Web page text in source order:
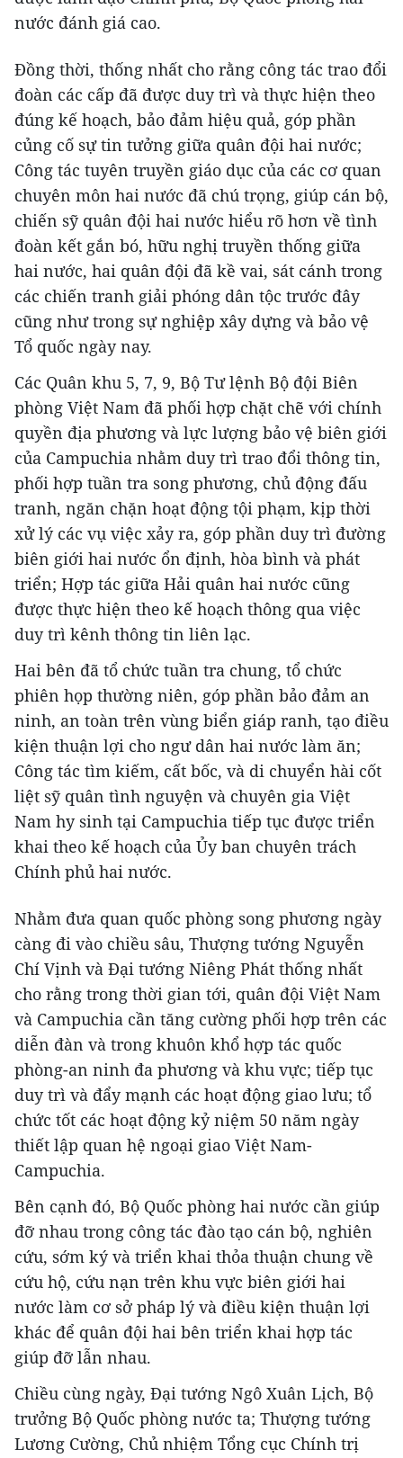
nước đánh giá cao.
Đồng thời, thống nhất cho rằng công tác trao đổi
đoàn các cấp đã được duy trì và thực hiện theo
đúng kế hoạch, bảo đảm hiệu quả, góp phần
củng cố sự tin tưởng giữa quân đội hai nước;
Công tác tuyên truyền giáo dục của các cơ quan
chuyên môn hai nước đã chú trọng, giúp cán bộ,
chiến sỹ quân đội hai nước hiểu rõ hơn về tình
đoàn kết gắn bó, hữu nghị truyền thống giữa
hai nước, hai quân đội đã kề vai, sát cánh trong
các chiến tranh giải phóng dân tộc trước đây
cũng như trong sự nghiệp xây dựng và bảo vệ
Tổ quốc ngày nay.
Các Quân khu 5, 7, 9, Bộ Tư lệnh Bộ đội Biên
phòng Việt Nam đã phối hợp chặt chẽ với chính
quyền địa phương và lực lượng bảo vệ biên giới
của Campuchia nhằm duy trì trao đổi thông tin,
phối hợp tuần tra song phương, chủ động đấu
tranh, ngăn chặn hoạt động tội phạm, kịp thời
xử lý các vụ việc xảy ra, góp phần duy trì đường
biên giới hai nước ổn định, hòa bình và phát
triển; Hợp tác giữa Hải quân hai nước cũng
được thực hiện theo kế hoạch thông qua việc
duy trì kênh thông tin liên lạc.
Hai bên đã tổ chức tuần tra chung, tổ chức
phiên họp thường niên, góp phần bảo đảm an
ninh, an toàn trên vùng biển giáp ranh, tạo điều
kiện thuận lợi cho ngư dân hai nước làm ăn;
Công tác tìm kiếm, cất bốc, và di chuyển hài cốt
liệt sỹ quân tình nguyện và chuyên gia Việt
Nam hy sinh tại Campuchia tiếp tục được triển
khai theo kế hoạch của Ủy ban chuyên trách
Chính phủ hai nước.
Nhằm đưa quan quốc phòng song phương ngày
càng đi vào chiều sâu, Thượng tướng Nguyễn
Chí Vịnh và Đại tướng Niêng Phát thống nhất
cho rằng trong thời gian tới, quân đội Việt Nam
và Campuchia cần tăng cường phối hợp trên các
diễn đàn và trong khuôn khổ hợp tác quốc
phòng-an ninh đa phương và khu vực; tiếp tục
duy trì và đẩy mạnh các hoạt động giao lưu; tổ
chức tốt các hoạt động kỷ niệm 50 năm ngày
thiết lập quan hệ ngoại giao Việt Nam-
Campuchia.
Bên cạnh đó, Bộ Quốc phòng hai nước cần giúp
đỡ nhau trong công tác đào tạo cán bộ, nghiên
cứu, sớm ký và triển khai thỏa thuận chung về
cứu hộ, cứu nạn trên khu vực biên giới hai
nước làm cơ sở pháp lý và điều kiện thuận lợi
khác để quân đội hai bên triển khai hợp tác
giúp đỡ lẫn nhau.
Chiều cùng ngày, Đại tướng Ngô Xuân Lịch, Bộ
trưởng Bộ Quốc phòng nước ta; Thượng tướng
Lương Cường, Chủ nhiệm Tổng cục Chính trị